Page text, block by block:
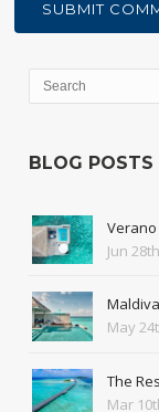
BLOG POSTS
Jun
May
The
Mar